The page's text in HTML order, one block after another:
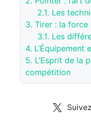
2.1. Les
3. Tirer : la force
3.1. Les
4. L’Équipement
5. L’Esprit de la
compétition